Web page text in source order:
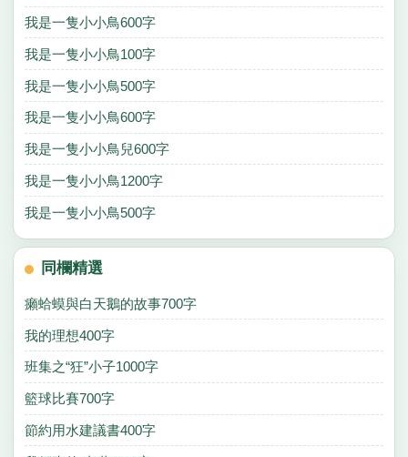
我是一隻小小鳥600字
我是一隻小小鳥100字
我是一隻小小鳥500字
我是一隻小小鳥600字
我是一隻小小鳥兒600字
我是一隻小小鳥1200字
我是一隻小小鳥500字
同欄精選
癩蛤蟆與白天鵝的故事700字
我的理想400字
班集之“狂”小子1000字
籃球比賽700字
節約用水建議書400字